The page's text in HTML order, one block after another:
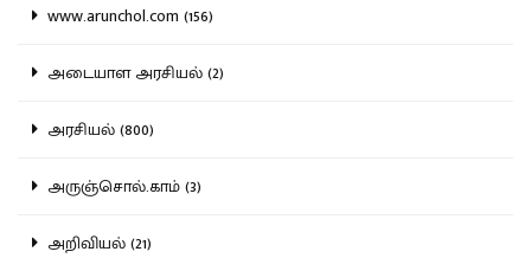
www.arunchol.com (156)
அடையாள அரசியல் (2)
அரசியல் (800)
அருஞ்சொல்.காம் (3)
அறிவியல் (21)